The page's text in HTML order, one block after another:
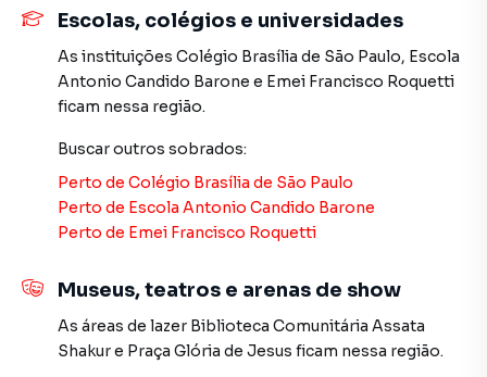
terrenos, lojas e barracões para venda ou locação, além de
empreendimentos em construção ou lançamentos na
planta em Vila Formosa e em outras regiões de São Paulo.
Aqui você encontra milhares de ofertas para encontrar o
imóvel que mais combina com seu estilo de vida.
Negocie seu imóvel de forma totalmente online, com
segurança e tranquilidade. Na Imobiliária Xavier e Brito
você consegue comprar ou alugar um imóvel em São Paulo
mesmo não estando na cidade e com a praticidade de
smartphone. Nós criamos soluções inovadoras para
compradores com o mercado imobiliário.
Escolas, colégios e universidades
As instituições Colégio Brasília de São Paulo, Escola
Antonio Candido Barone e Emei Francisco Roquetti
ficam nessa região.
Buscar outros sobrados:
Perto de Colégio Brasília de São Paulo
Perto de Escola Antonio Candido Barone
Perto de Emei Francisco Roquetti
Museus, teatros e arenas de show
As áreas de lazer Biblioteca Comunitária Assata
Shakure Praça Glória de Jesus ficam nessa região.